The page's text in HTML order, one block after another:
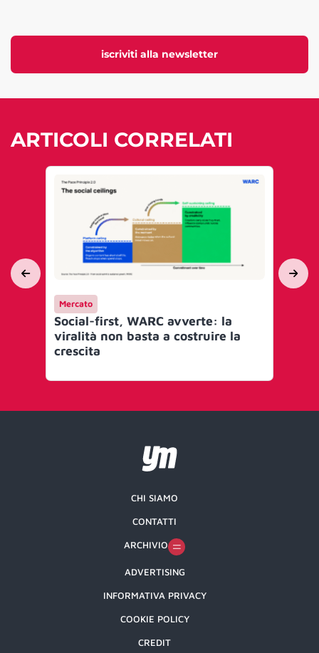
iscriviti alla newsletter
ARTICOLI CORRELATI
Mercato
Social-first, WARC avverte: la
viralità non basta a costruire la
crescita
CHI SIAMO
CONTATTI
ARCHIVIO
ADVERTISING
INFORMATIVA PRIVACY
COOKIE POLICY
CREDIT